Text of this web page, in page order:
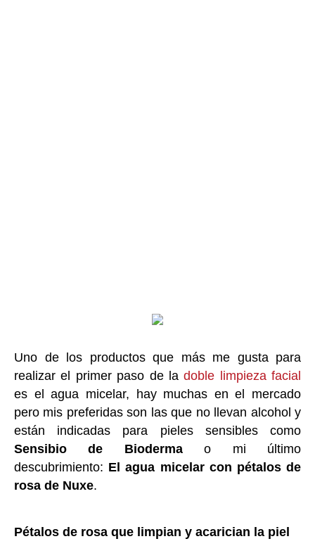
Uno de los productos que más me gusta para
realizar el primer paso de ladoble limpieza facial
es el agua micelar, hay muchas en el mercado
pero mis preferidas son las que no llevan alcohol y
están indicadas para pieles sensibles como
Sensibio de Biodermao mi último
descubrimiento: El agua micelar con pétalos de
rosa de Nuxe.
Pétalos de rosa que limpian y acarician la piel